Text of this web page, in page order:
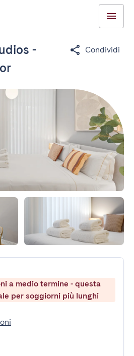
-
Condividi
a medio termine - questa
per soggiorni più lunghi